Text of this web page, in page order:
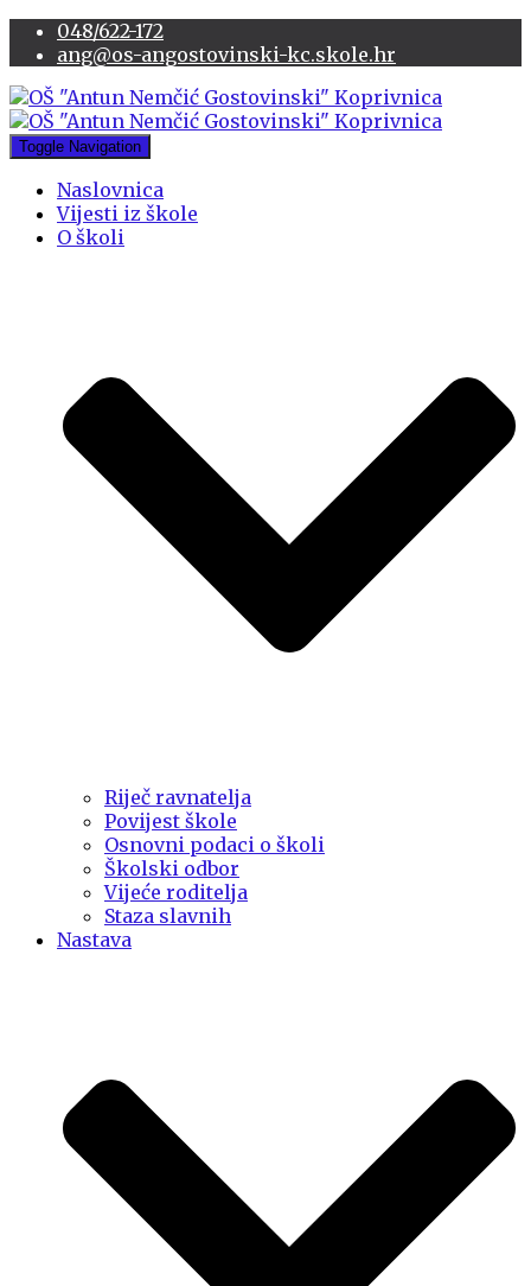
048/622-172
ang@os-angostovinski-kc.skole.hr
Toggle Navigation
Naslovnica
Vijesti iz škole
O školi
Riječ ravnatelja
Povijest škole
Osnovni podaci o školi
Školski odbor
Vijeće roditelja
Staza slavnih
Nastava